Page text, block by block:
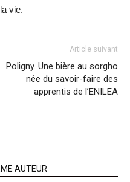
vie.
Article suivant
Poligny. Une bière au sorgho
née du savoir-faire des
apprentis de l’ENILEA
AUTEUR